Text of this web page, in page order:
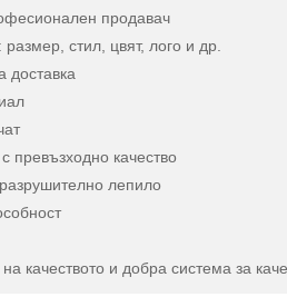
продавач
стил, цвят, лого и др.
доставка
превъзходно качество
лепило
качеството и добра система за